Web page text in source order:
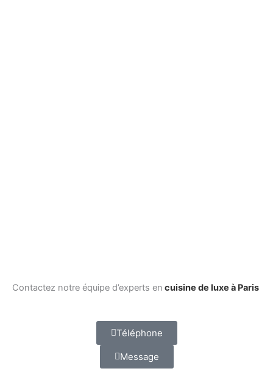
Contactez notre équipe d’experts en cuisine de luxe à Paris
Téléphone
Message